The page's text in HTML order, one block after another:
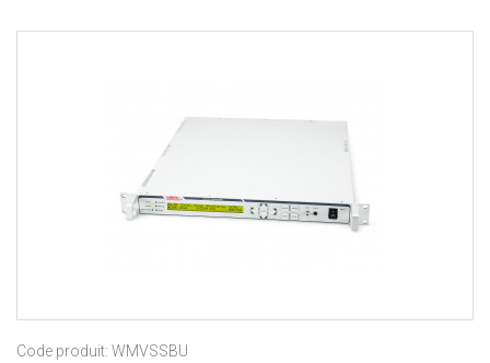
Code produit: WMVSSBU